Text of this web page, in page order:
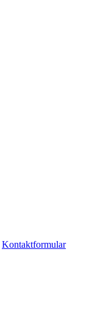
Kontaktformular